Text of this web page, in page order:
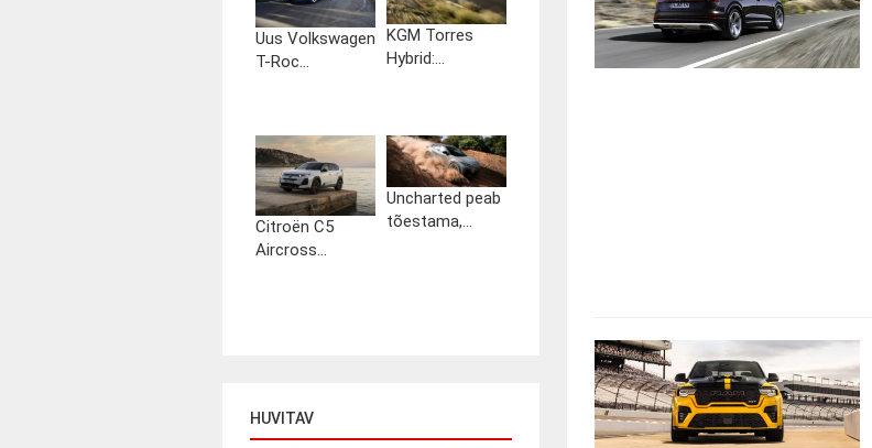
Uus Volkswagen
T-Roc...
KGM Torres
Hybrid:...
Citroën C5
Aircross...
Uncharted peab
tõestama,...
HUVITAV